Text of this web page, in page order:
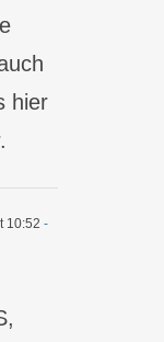
hier
10:52 -